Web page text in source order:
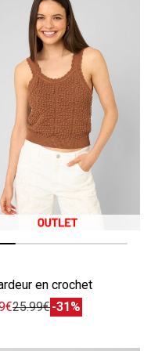
précédente
suivante
en crochet
25.99€-31%